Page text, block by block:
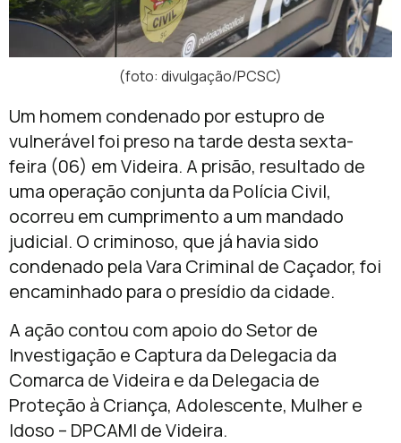
(foto: divulgação/PCSC)
Um homem condenado por estupro de
vulnerável foi preso na tarde desta sexta-
feira (06) em Videira. A prisão, resultado de
uma operação conjunta da Polícia Civil,
ocorreu em cumprimento a um mandado
judicial. O criminoso, que já havia sido
condenado pela Vara Criminal de Caçador, foi
encaminhado para o presídio da cidade.
A ação contou com apoio do Setor de
Investigação e Captura da Delegacia da
Comarca de Videira e da Delegacia de
Proteção à Criança, Adolescente, Mulher e
Idoso – DPCAMI de Videira.